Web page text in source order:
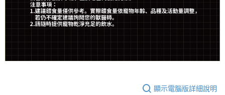
顯示電腦版詳細說明